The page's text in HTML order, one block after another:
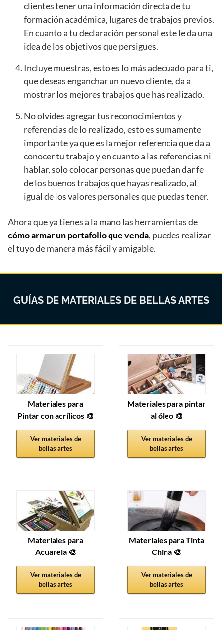
clientes tener una información directa de tu
formación académica, lugares de trabajos previos.
En cuanto a tu declaración personal este le da una
idea de los objetivos que persigues.
Incluye muestras, esto es lo más adecuado para ti,
que deseas enganchar un nuevo cliente, da a
mostrar los mejores trabajos que has realizado.
No olvides agregar tus reconocimientos y
referencias de lo realizado, esto es sumamente
importante ya que es la mejor referencia que da a
conocer tu trabajo y en cuanto a las referencias ni
hablar, solo colocar personas que puedan dar fe
de los buenos trabajos que hayas realizado, al
igual de los valores personales que puedas tener.
Ahora que ya tienes a la mano las herramientas de
cómo armar un portafolio que venda, puedes realizar
el tuyo de manera más fácil y amigable.
GUÍAS DE MATERIALES DE BELLAS ARTES
Materiales para
Pintar con acrílicos 🎨
Ver materiales de
bellas artes
Materiales para pintar
al óleo 🎨
Ver materiales de
bellas artes
Materiales para
Acuarela 🎨
Ver materiales de
bellas artes
Materiales para Tinta
China 🎨
Ver materiales de
bellas artes